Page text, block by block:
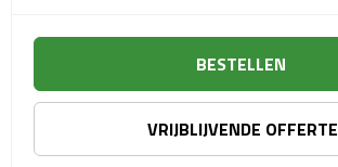
Picknick rugtassen
Lunchtassen
Heuptassen
BESTELLEN
VRIJBLIJVENDE OFFERTE